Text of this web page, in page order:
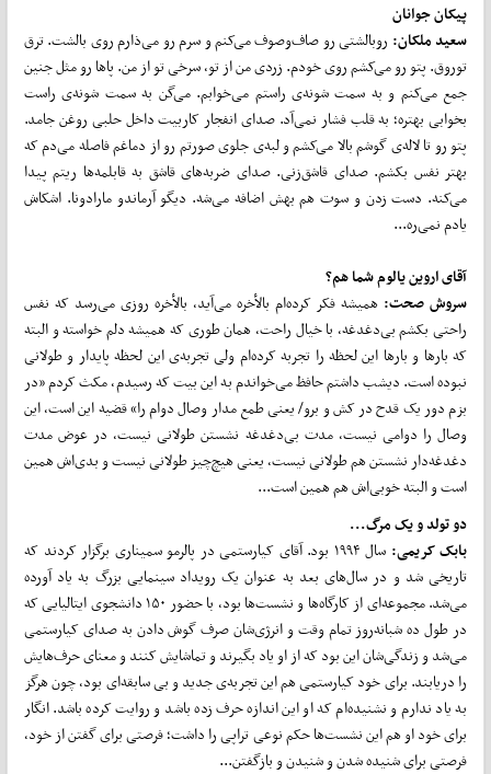
پیکان جوانان
سعید ملکان:روبالشتی رو صاف‌وصوف می‌کنم و سرم رو می‌ذارم روی بالشت. ترق
توروق. پتو رو می‌کشم روی خودم. زردی من از تو، سرخی تو از من. پاها رو مثل جنین
جمع می‌کنم و به سمت شونه‌ی راستم می‌خوابم. می‌گن به سمت شونه‌ی راست
بخوابی بهتره؛ به قلب فشار نمی‌آد. صدای انفجار کاربیت داخل حلبی روغن جامد.
پتو رو تا لاله‌ی گوشم بالا می‌کشم و لبه‌ی جلوی صورتم رو از دماغم فاصله می‌دم که
بهتر نفس بکشم. صدای قاشق‌زنی. صدای ضربه‌های قاشق به قابلمه‌ها ریتم پیدا
می‌کنه. دست زدن و سوت هم بهش اضافه می‌شه. دیگو آرماندو مارادونا. اشکاش
یادم نمی‌ره...
آقای اروین یالوم شما هم؟
سروش صحت:همیشه فکر کرده‌ام بالأخره می‌آید، بالأخره روزی می‌رسد که نفس
راحتی بکشم بی‌دغدغه، با خیال راحت، همان طوری که همیشه دلم خواسته و البته
که بارها و بارها این لحظه را تجربه کرده‌ام ولی تجربه‌ی این لحظه پایدار و طولانی
نبوده است. دیشب داشتم حافظ می‌خواندم به این بیت که رسیدم، مکث کردم «در
بزم دور یک قدح در کش و برو/ یعنی طمع مدار وصال دوام را» قضیه این است، این
وصال را دوامی نیست، مدت بی‌دغدغه نشستن طولانی نیست، در عوض مدت
دغدغه‌دار نشستن هم طولانی نیست، یعنی هیچ‌چیز طولانی نیست و بدی‌اش همین
است و البته خوبی‌اش هم همین است...
دو تولد و یک مرگ...
بابک کریمی:
سال ۱۹۹۴ بود. آقای کیارستمی در پالرمو سمیناری برگزار کردند که
تاریخی شد و در سال‌های بعد به عنوان یک رویداد سینمایی بزرگ به یاد آورده
می‌شد. مجموعه‌ای از کارگاه‌ها و نشست‌ها بود، با حضور ۱۵۰ دانشجوی ایتالیایی که
در طول ده شبانه‌روز تمام وقت و انرژی‌شان صرف گوش دادن به صدای کیارستمی
می‌شد و زندگی‌شان این بود که از او یاد بگیرند و تماشایش کنند و معنای حرف‌هایش
را دریابند. برای خود کیارستمی هم این تجربه‌ی جدید و بی سابقه‌ای بود، چون هرگز
به یاد ندارم و نشنیده‌ام که او این اندازه حرف زده باشد و روایت کرده باشد. انگار
برای خود او هم این نشست‌ها حکم نوعی تراپی را داشت؛ فرصتی برای گفتن از خود،
فرصتی برای شنیده شدن و شنیدن و بازگفتن...